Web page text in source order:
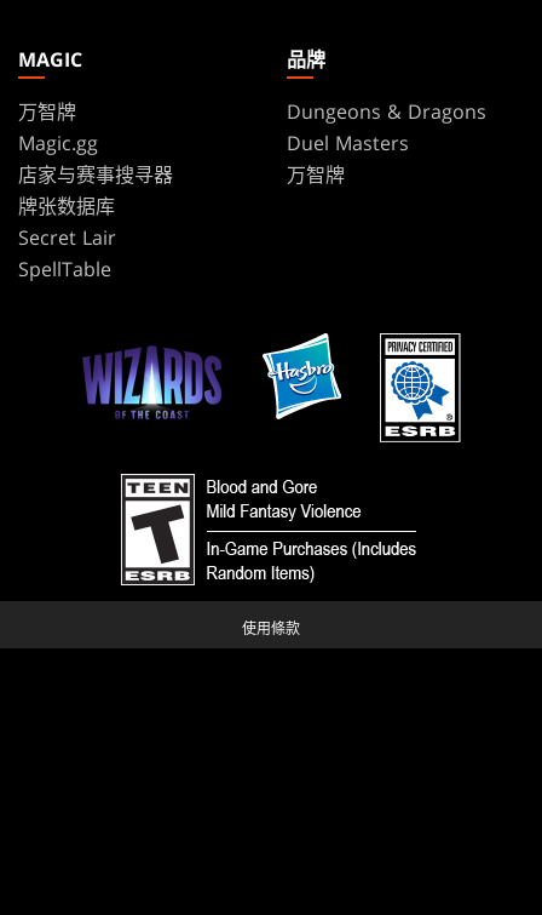
MAGIC
万智牌
Magic.gg
店家与赛事搜寻器
牌张数据库
Secret Lair
SpellTable
品牌
Dungeons & Dragons
Duel Masters
万智牌
使用條款